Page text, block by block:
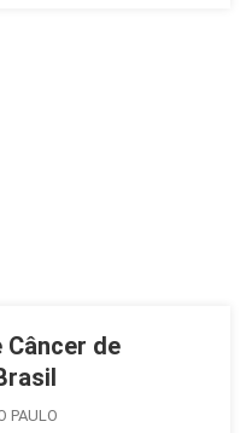
de
PAULO